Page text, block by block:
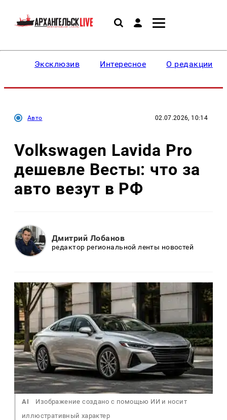
Эксклюзив Интересное О редакции
Авто 02.07.2026, 10:14
Volkswagen Lavida Pro
дешевле Весты: что за
авто везут в РФ
Дмитрий Лобанов
редактор региональной ленты новостей
AI
Изображение создано с помощью ИИ и носит
иллюстративный характер